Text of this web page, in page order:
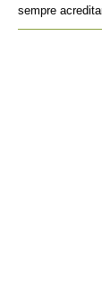
sempre